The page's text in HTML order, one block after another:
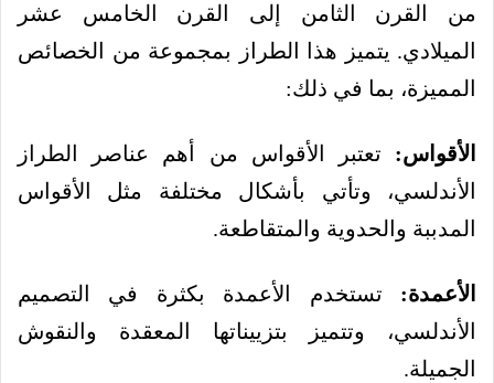
من القرن الثامن إلى القرن الخامس عشر
الميلادي. يتميز هذا الطراز بمجموعة من الخصائص
المميزة، بما في ذلك:
الأقواس: تعتبر الأقواس من أهم عناصر الطراز
الأندلسي، وتأتي بأشكال مختلفة مثل الأقواس
المدببة والحدوية والمتقاطعة.
الأعمدة: تستخدم الأعمدة بكثرة في التصميم
الأندلسي، وتتميز بتزييناتها المعقدة والنقوش
الجميلة.